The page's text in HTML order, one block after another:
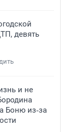
девять
и не
Боню из‑за